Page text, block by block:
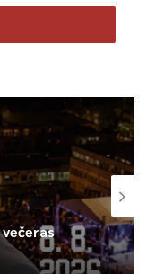
na neinvazivnoj
broj zaraženih
dok je ukupan
aktivno 2.019
338, a
pada broja